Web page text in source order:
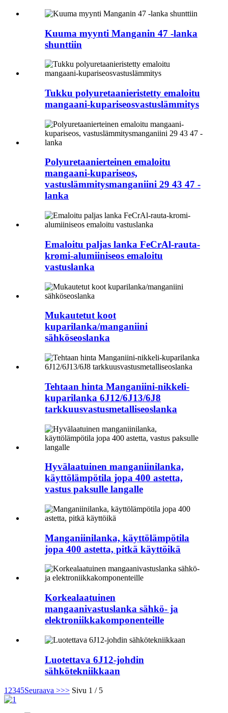
Kuuma myynti Manganin 47 -lanka
shunttiin
Tukku polyuretaanieristetty emaloitu
mangaani-kupariseosvastuslämmitys
Polyuretaanierteinen emaloitu
mangaani-kupariseos,
vastuslämmitysmanganiini 29 43 47 -
lanka
Emaloitu paljas lanka FeCrAl-rauta-
kromi-alumiiniseos emaloitu
vastuslanka
Mukautetut koot
kuparilanka/manganiini
sähköseoslanka
Tehtaan hinta Manganiini-nikkeli-
kuparilanka 6J12/6J13/6J8
tarkkuusvastusmetalliseoslanka
Hyvälaatuinen manganiinilanka,
käyttölämpötila jopa 400 astetta,
vastus paksulle langalle
Manganiinilanka, käyttölämpötila
jopa 400 astetta, pitkä käyttöikä
Korkealaatuinen
mangaanivastuslanka sähkö- ja
elektroniikkakomponenteille
Luotettava 6J12-johdin
sähkötekniikkaan
1 2345Seuraava >>> Sivu 1 / 5